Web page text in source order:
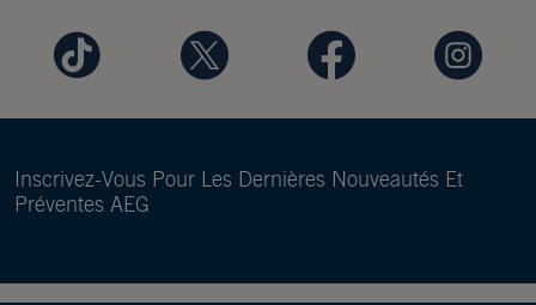
Inscrivez-Vous Pour Les Dernières Nouveautés Et
Préventes AEG